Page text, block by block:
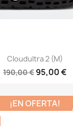
Cloudultra 2 (M)
190,00 € 95,00 €
¡EN OFERTA!